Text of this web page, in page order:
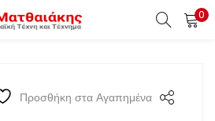
0
Προσθήκη στα Αγαπημένα